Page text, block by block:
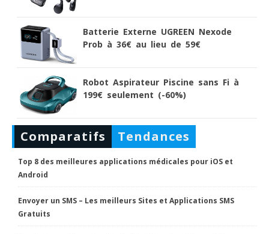
Batterie Externe UGREEN Nexode
Prob à 36€ au lieu de 59€
Robot Aspirateur Piscine sans Fi à
199€ seulement (-60%)
Comparatifs Tendances
Top 8 des meilleures applications médicales pour iOS et
Android
Envoyer un SMS – Les meilleurs Sites et Applications SMS
Gratuits